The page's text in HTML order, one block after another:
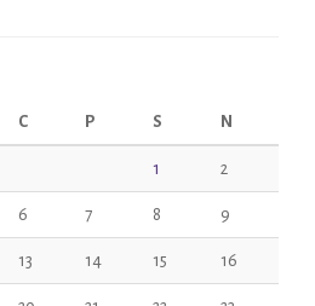
C P S N
1 2
6 7 8 9
13 14 15 16